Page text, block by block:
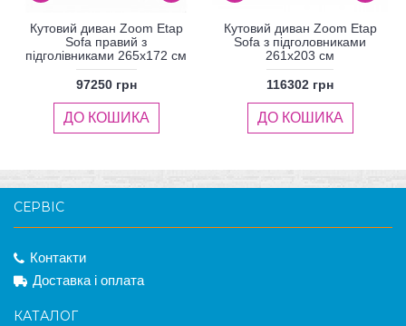
Кутовий диван Zoom Etap
Sofa правий з
підголівниками 265x172 см
97250 грн
ДО КОШИКА
Кутовий диван Zoom Etap
Sofa з підголовниками
261x203 см
116302 грн
ДО КОШИКА
СЕРВІС
Контакти
Доставка і оплата
КАТАЛОГ